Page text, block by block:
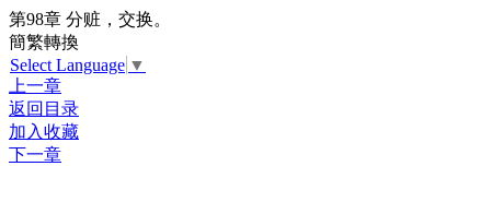
第98章 分赃，交换。
簡繁轉換
Select Language ▼
上一章
返回目录
加入收藏
下一章